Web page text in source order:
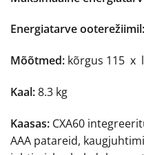
Energiatarve ooterežiimil:
Mõõtmed: kõrgus 115 x
Kaal:8.3 kg
Kaasas: CXA60
AAA patareid,